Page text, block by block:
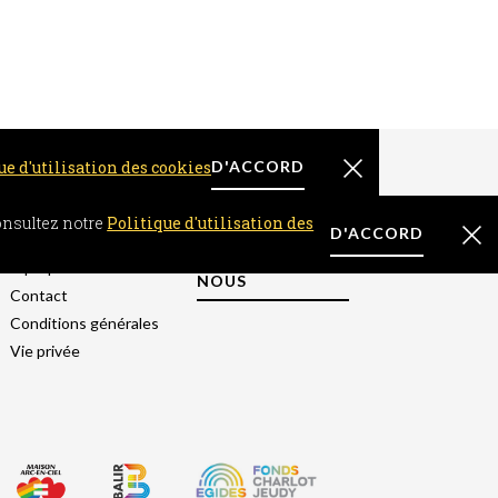
d'utilisation des cookiesD'ACCORD
Contact
Conditions générales
Vie privée
NOUS
notre Politique d'utilisation des
D'ACCORD